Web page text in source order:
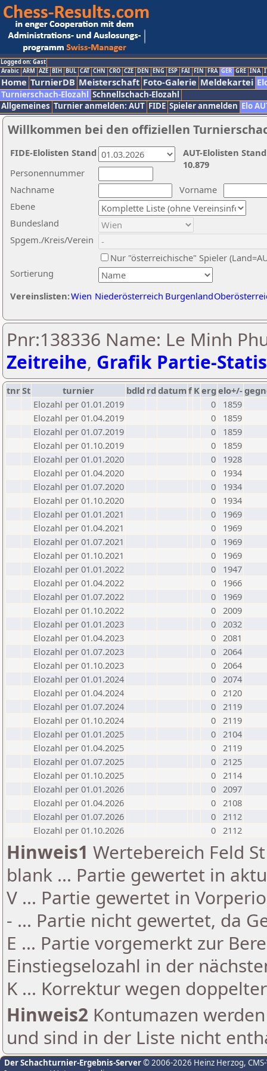
Logged on: Gast
Arabic ARM AZE BIH BUL CAT CHN CRO CZE DEN ENG ESP FAI FIN FRA GER GRE INA
Home TurnierDB Meisterschaft Foto-Galerie Meldekartei
Turnierschach-Elozahl Schnellschach-Elozahl
Allgemeines Turnier anmelden: AUT FIDE Spieler anmelden Elo
Willkommen bei den offiziellen
Nachname
Vorname
Ebene
Sortierung
Personennummer
Bundesland
Spgem./Kreis/Verein
Nur "österreichische" Spieler
Vereinslisten:Wien Niederösterreich Burgenland
AUT-Elolisten
10.879
FIDE-Elolisten Stand
Pnr:138336 Name: Le Minh
Zeitreihe, Grafik Partie-
tnrSt turnier bdld rd datumf Kerg elo+/-
Elozahl per 01.01.2019
0
1859
Elozahl per 01.04.2019
0
1859
Elozahl per 01.07.2019
0
1859
Elozahl per 01.10.2019
0
1859
Elozahl per 01.01.2020
0
1928
Elozahl per 01.04.2020
0
1934
Elozahl per 01.07.2020
0
1934
Elozahl per 01.10.2020
0
1934
Elozahl per 01.01.2021
0
1969
Elozahl per 01.04.2021
0
1969
Elozahl per 01.07.2021
0
1969
Elozahl per 01.10.2021
0
1969
Elozahl per 01.01.2022
0
1947
Elozahl per 01.04.2022
0
1966
Elozahl per 01.07.2022
0
1969
Elozahl per 01.10.2022
0 2009
Elozahl per 01.01.2023
0 2032
Elozahl per 01.04.2023
0 2081
Elozahl per 01.07.2023
0 2064
Elozahl per 01.10.2023
0 2064
Elozahl per 01.01.2024
0 2074
Elozahl per 01.04.2024
0 2120
Elozahl per 01.07.2024
0 2119
Elozahl per 01.10.2024
0 2119
Elozahl per 01.01.2025
0 2104
Elozahl per 01.04.2025
0 2119
Elozahl per 01.07.2025
0 2125
Elozahl per 01.10.2025
0 2114
Elozahl per 01.01.2026
0 2097
Elozahl per 01.04.2026
0 2108
Elozahl per 01.07.2026
0 2112
Elozahl per 01.10.2026
0 2112
Hinweis1 Wertebereich Feld
blank ... Partie gewertet in
V ... Partie gewertet in
- ... Partie nicht gewertet, da
E ... Partie vorgemerkt zur
Einstiegselozahl in der
K ... Korrektur wegen
Hinweis2 Kontumazen
und sind in der Liste nicht
Der Schachturnier-Ergebnis-Server© 2006-2026 Heinz Herzog,